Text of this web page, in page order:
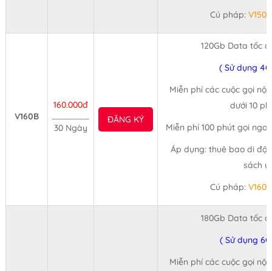
Cú pháp:
V160B
160.000đ
30 Ngày
ĐĂNG KÝ
120Gb Data tốc
( Sử dụng
Miễn phí các cuộc gọi
dưới 10
Miễn phí 100 phút gọi
Áp dụng: thuê bao di
sách
Cú pháp:
180Gb Data tốc
( Sử dụng
Miễn phí các cuộc gọi